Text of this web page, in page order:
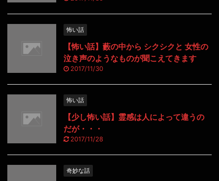
怖い話
【怖い話】藪の中から シクシクと 女性の
泣き声のようなものが聞こえてきます
2017/11/30
怖い話
【少し怖い話】霊感は人によって違うの
だが・・・
2017/11/28
奇妙な話